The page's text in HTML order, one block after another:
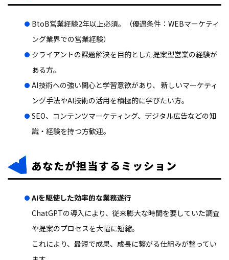
BtoB営業経験2年以上必須。（優遇条件：WEBマーケティ
ング業界での営業経験）
クライアントの課題解決を目的とした提案型営業の経験が
ある方。
AI技術への強い関心と学習意欲があり、 新しいマーケティ
ング手法やAI技術の活用を積極的に学びたい方。
SEO、コンテンツマーケティング、デジタル広告などの知
識・経験を持つ方歓迎。
あなたが担当するミッション
AIを駆使した効率的な業務遂行
ChatGPTの導入により、従来膨大な時間を要していた調査
や提案のプロセスを大幅に短縮。
これにより、最短で成果、成長に繋がる仕組みが整ってい